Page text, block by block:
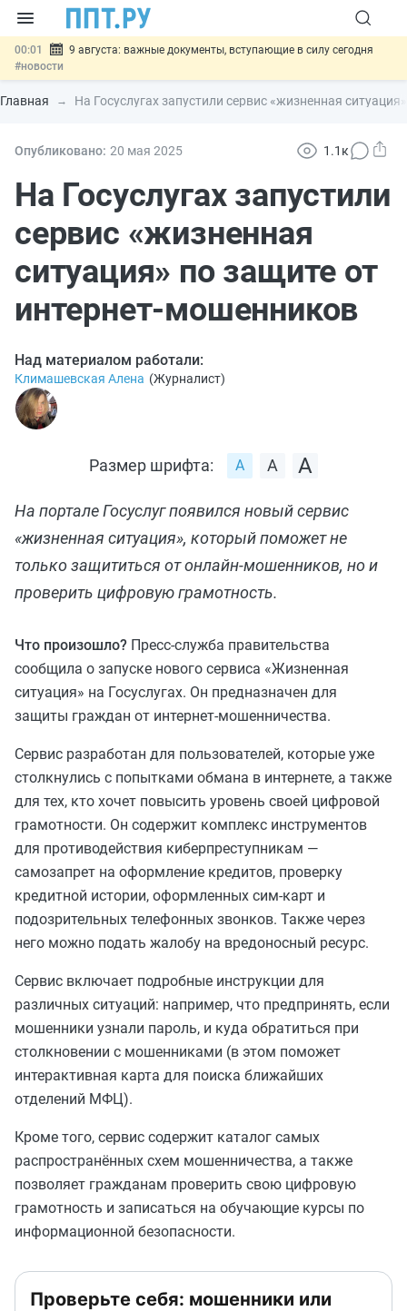
00:01
9 августа: важные документы, вступающие в силу сегодня
#новости
07.08 Подписан закон о блокировке продажи опасных товаров через
«Честный знак»#новости
07.08 Госпошлину за устранение ошибок в документах предлагают
07.08
Важно
отношений
#новости
Главная На Госуслугах запустили сервис «жизненная
Опубликовано: 20 мая 2025 1.1к
На Госуслугах запустили
сервис «жизненная
ситуация» по защите от
интернет-мошенников
Над материалом работали:
Климашевская Алена (Журналист)
Размер шрифта:
На портале Госуслуг появился новый сервис
«жизненная ситуация», который поможет не
только защититься от онлайн-мошенников, но и
проверить цифровую грамотность.
Что произошло? Пресс-служба правительства
сообщила о запуске нового сервиса «Жизненная
ситуация» на Госуслугах. Он предназначен для
защиты граждан от интернет-мошенничества.
Сервис разработан для пользователей, которые уже
столкнулись с попытками обмана в интернете, а также
для тех, кто хочет повысить уровень своей цифровой
грамотности. Он содержит комплекс инструментов
для противодействия киберпреступникам —
самозапрет на оформление кредитов, проверку
кредитной истории, оформленных сим-карт и
подозрительных телефонных звонков. Также через
него можно подать жалобу на вредоносный ресурс.
Сервис включает подробные инструкции для
различных ситуаций: например, что предпринять, если
мошенники узнали пароль, и куда обратиться при
столкновении с мошенниками (в этом поможет
интерактивная карта для поиска ближайших
отделений МФЦ).
Кроме того, сервис содержит каталог самых
распространённых схем мошенничества, а также
позволяет гражданам проверить свою цифровую
грамотность и записаться на обучающие курсы по
информационной безопасности.
Проверьте себя: мошенники или